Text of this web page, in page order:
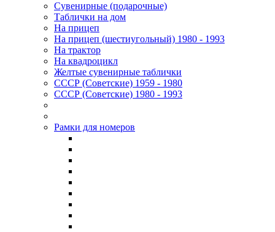
Сувенирные (подарочные)
Таблички на дом
На прицеп
На прицеп (шестиугольный) 1980 - 1993
На трактор
На квадроцикл
Желтые сувенирные таблички
СССР (Советские) 1959 - 1980
СССР (Советские) 1980 - 1993
Рамки для номеров